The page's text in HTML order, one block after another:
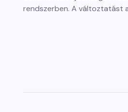
rendszerben. A változtatást